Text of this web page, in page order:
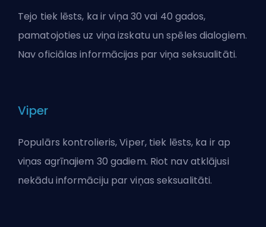
Tejo tiek lēsts, ka ir viņa 30 vai 40 gados,
pamatojoties uz viņa izskatu un spēles dialogiem.
Nav oficiālas informācijas par viņa seksualitāti.
Viper
Populārs kontrolieris, Viper, tiek lēsts, ka ir ap
viņas agrīnajiem 30 gadiem. Riot nav atklājusi
nekādu informāciju par viņas seksualitāti.